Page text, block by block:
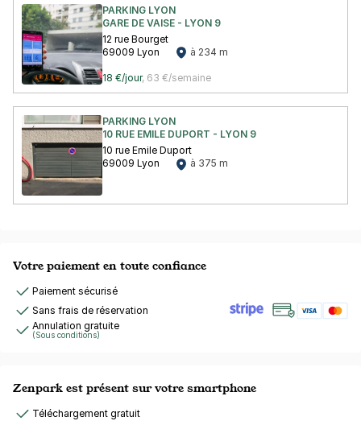
PARKING LYON
GARE DE VAISE - LYON 9
12 rue Bourget
69009 Lyon
à 234 m
18 €/jour, 63 €/semaine
PARKING LYON
10 RUE EMILE DUPORT - LYON 9
10 rue Emile Duport
69009 Lyon
à 375 m
Votre paiement en toute confiance
Paiement sécurisé
Sans frais de réservation
Annulation gratuite
(Sous conditions)
Zenpark est présent sur votre smartphone
Téléchargement gratuit